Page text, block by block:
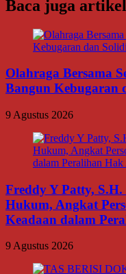
Baca juga
Olahraga Bersama
Bangun Kebugaran
9 Agustus 2026
Freddy Y Patty,
Hukum, Angkat
Keadaan dalam
9 Agustus 2026